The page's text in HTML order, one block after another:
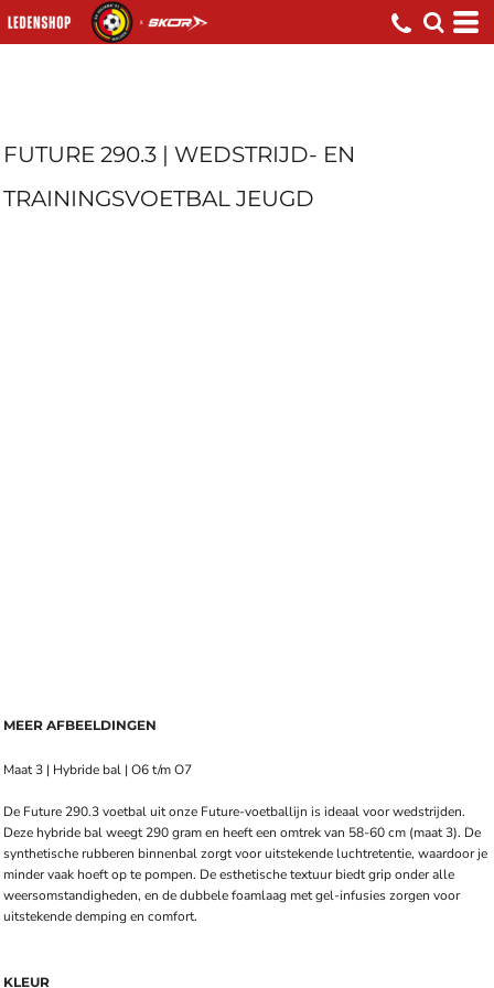
FUTURE 290.3 | WEDSTRIJD- EN
TRAININGSVOETBAL JEUGD
MEER AFBEELDINGEN
Maat 3 | Hybride bal | O6 t/m O7
De Future 290.3 voetbal uit onze Future-voetballijn is ideaal voor wedstrijden.
Deze hybride bal weegt 290 gram en heeft een omtrek van 58-60 cm (maat 3). De
synthetische rubberen binnenbal zorgt voor uitstekende luchtretentie, waardoor je
minder vaak hoeft op te pompen. De esthetische textuur biedt grip onder alle
weersomstandigheden, en de dubbele foamlaag met gel-infusies zorgen voor
uitstekende demping en comfort.
KLEUR